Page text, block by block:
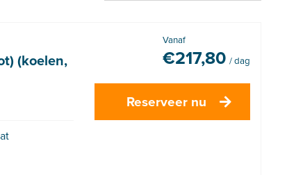
(koelen,
Vanaf
€217,80 / dag
Reserveer nu